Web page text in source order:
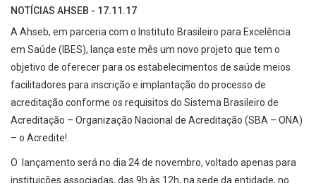
NOTÍCIAS AHSEB - 17.11.17
A Ahseb, em parceria com o Instituto Brasileiro para Excelência
em Saúde (IBES), lança este mês um novo projeto que tem o
objetivo de oferecer para os estabelecimentos de saúde meios
facilitadores para inscrição e implantação do processo de
acreditação conforme os requisitos do Sistema Brasileiro de
Acreditação – Organização Nacional de Acreditação (SBA – ONA)
– o Acredite!.
O lançamento será no dia 24 de novembro, voltado apenas para
instituições associadas, das 9h às 12h, na sede da entidade, no